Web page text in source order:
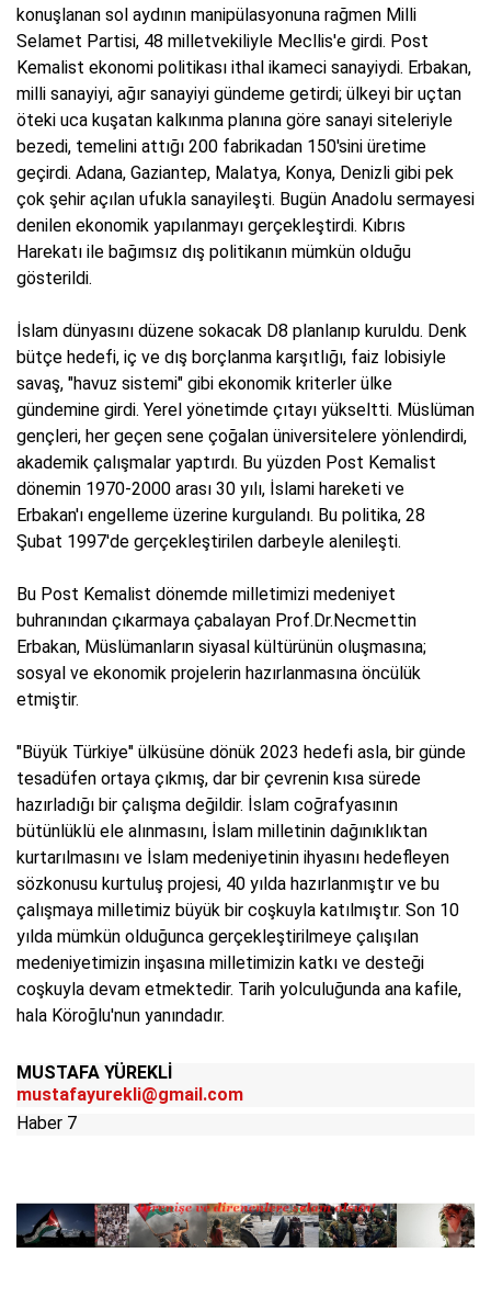
konuşlanan sol aydının manipülasyonuna rağmen Milli
Selamet Partisi, 48 milletvekiliyle Mecllis'e girdi. Post
Kemalist ekonomi politikası ithal ikameci sanayiydi. Erbakan,
milli sanayiyi, ağır sanayiyi gündeme getirdi; ülkeyi bir uçtan
öteki uca kuşatan kalkınma planına göre sanayi siteleriyle
bezedi, temelini attığı 200 fabrikadan 150'sini üretime
geçirdi. Adana, Gaziantep, Malatya, Konya, Denizli gibi pek
çok şehir açılan ufukla sanayileşti. Bugün Anadolu sermayesi
denilen ekonomik yapılanmayı gerçekleştirdi. Kıbrıs
Harekatı ile bağımsız dış politikanın mümkün olduğu
gösterildi.
İslam dünyasını düzene sokacak D8 planlanıp kuruldu. Denk
bütçe hedefi, iç ve dış borçlanma karşıtlığı, faiz lobisiyle
savaş, "havuz sistemi" gibi ekonomik kriterler ülke
gündemine girdi. Yerel yönetimde çıtayı yükseltti. Müslüman
gençleri, her geçen sene çoğalan üniversitelere yönlendirdi,
akademik çalışmalar yaptırdı. Bu yüzden Post Kemalist
dönemin 1970-2000 arası 30 yılı, İslami hareketi ve
Erbakan'ı engelleme üzerine kurgulandı. Bu politika, 28
Şubat 1997'de gerçekleştirilen darbeyle alenileşti.
Bu Post Kemalist dönemde milletimizi medeniyet
buhranından çıkarmaya çabalayan Prof.Dr.Necmettin
Erbakan, Müslümanların siyasal kültürünün oluşmasına;
sosyal ve ekonomik projelerin hazırlanmasına öncülük
etmiştir.
"Büyük Türkiye" ülküsüne dönük 2023 hedefi asla, bir günde
tesadüfen ortaya çıkmış, dar bir çevrenin kısa sürede
hazırladığı bir çalışma değildir. İslam coğrafyasının
bütünlüklü ele alınmasını, İslam milletinin dağınıklıktan
kurtarılmasını ve İslam medeniyetinin ihyasını hedefleyen
sözkonusu kurtuluş projesi, 40 yılda hazırlanmıştır ve bu
çalışmaya milletimiz büyük bir coşkuyla katılmıştır. Son 10
yılda mümkün olduğunca gerçekleştirilmeye çalışılan
medeniyetimizin inşasına milletimizin katkı ve desteği
coşkuyla devam etmektedir. Tarih yolculuğunda ana kafile,
hala Köroğlu'nun yanındadır.
MUSTAFA YÜREKLİ
mustafayurekli@gmail.com
Haber 7